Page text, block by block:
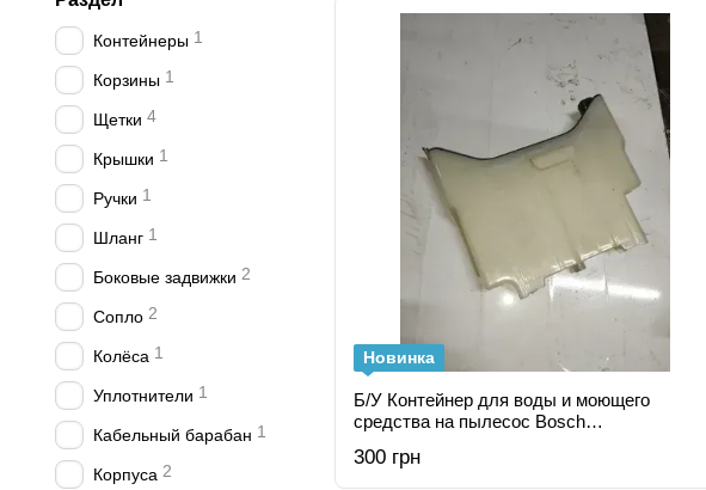
Новинка
Б/У Контейнер для воды и моющего
средства на пылесос Bosch
(797641), 919.0050 (919.0051)
300 грн
Контейнеры 1
Корзины 1
Щетки 4
Крышки 1
Ручки 1
Шланг 1
Боковые задвижки 2
Сопло 2
Колёса 1
Уплотнители 1
Кабельный барабан 1
Корпуса 2